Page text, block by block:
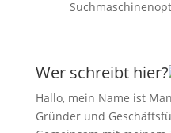
Wer schreibt hier?
Hallo, mein Name ist
Gründer und